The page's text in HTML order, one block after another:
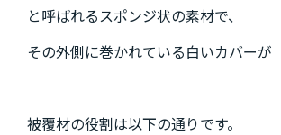
と呼ばれるスポンジ状の素材で、
その外側に巻かれている白いカバーが
被覆材の役割は以下の通りです。